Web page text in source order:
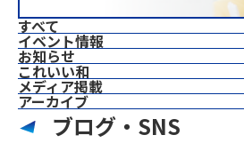
すべて
イベント情報
お知らせ
これいい和
⁨⁩メディア掲載
アーカイブ
ブログ・SNS